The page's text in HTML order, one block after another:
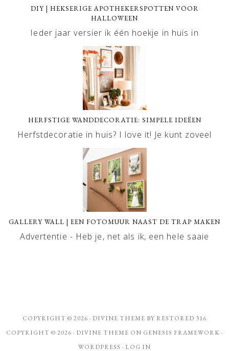
DIY | HEKSERIGE APOTHEKERSPOTTEN VOOR
HALLOWEEN
Ieder jaar versier ik één hoekje in huis in
HERFSTIGE WANDDECORATIE: SIMPELE IDEËEN
Herfstdecoratie in huis? I love it! Je kunt zoveel
GALLERY WALL | EEN FOTOMUUR NAAST DE TRAP MAKEN
Advertentie - Heb je, net als ik, een hele saaie
COPYRIGHT © 2026 · DIVINE THEME BY RESTORED 316
COPYRIGHT © 2026 · DIVINE THEME ON GENESIS FRAMEWORK ·
WORDPRESS · LOG IN